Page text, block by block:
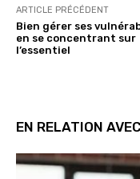
ARTICLE PRÉCÉDENT
Bien gérer ses
en se concentrant sur
l’essentiel
EN RELATION